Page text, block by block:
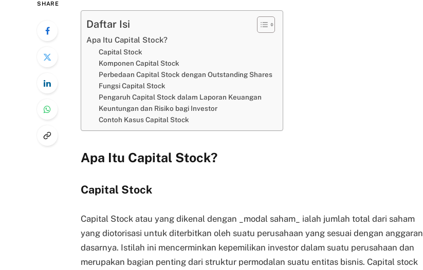
SHARE
Daftar Isi
Apa Itu Capital Stock?
Capital Stock
Komponen Capital Stock
Perbedaan Capital Stock dengan Outstanding Shares
Fungsi Capital Stock
Pengaruh Capital Stock dalam Laporan Keuangan
Keuntungan dan Risiko bagi Investor
Contoh Kasus Capital Stock
Apa Itu Capital Stock?
Capital Stock
Capital Stock atau yang dikenal dengan _modal saham_ ialah jumlah total dari saham
yang diotorisasi untuk diterbitkan oleh suatu perusahaan yang sesuai dengan anggaran
dasarnya. Istilah ini mencerminkan kepemilikan investor dalam suatu perusahaan dan
merupakan bagian penting dari struktur permodalan suatu entitas bisnis. Capital stock